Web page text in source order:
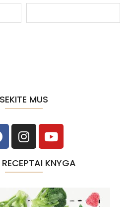
SEKITE MUS
KNYGA